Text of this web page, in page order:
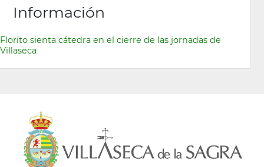
Información
Florito sienta cátedra en el cierre de las jornadas de
Villaseca